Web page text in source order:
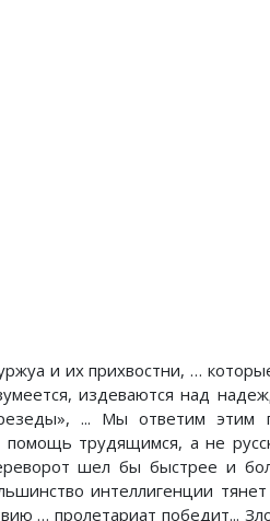
и их прихвостни, …
издеваются над
... Мы ответим этим
помощь трудящимся, а не
шел бы быстрее и
интеллигенции
… пролетариат победит...